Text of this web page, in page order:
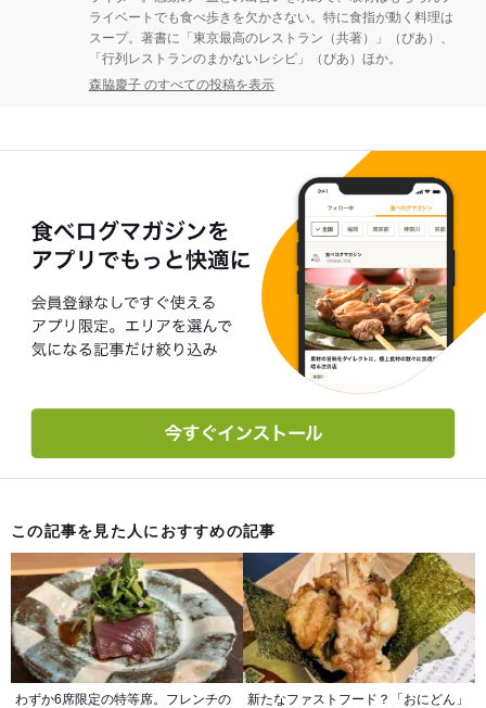
ライベートでも食べ歩きを欠かさない。特に食指が動く料理は
スープ。著書に「東京最高のレストラン（共著）」（ぴあ）、
「行列レストランのまかないレシピ」（ぴあ）ほか。
森脇慶子 のすべての投稿を表示
この記事を見た人におすすめの記事
わずか6席限定の特等席。フレンチの
新たなファストフード？「おにどん」